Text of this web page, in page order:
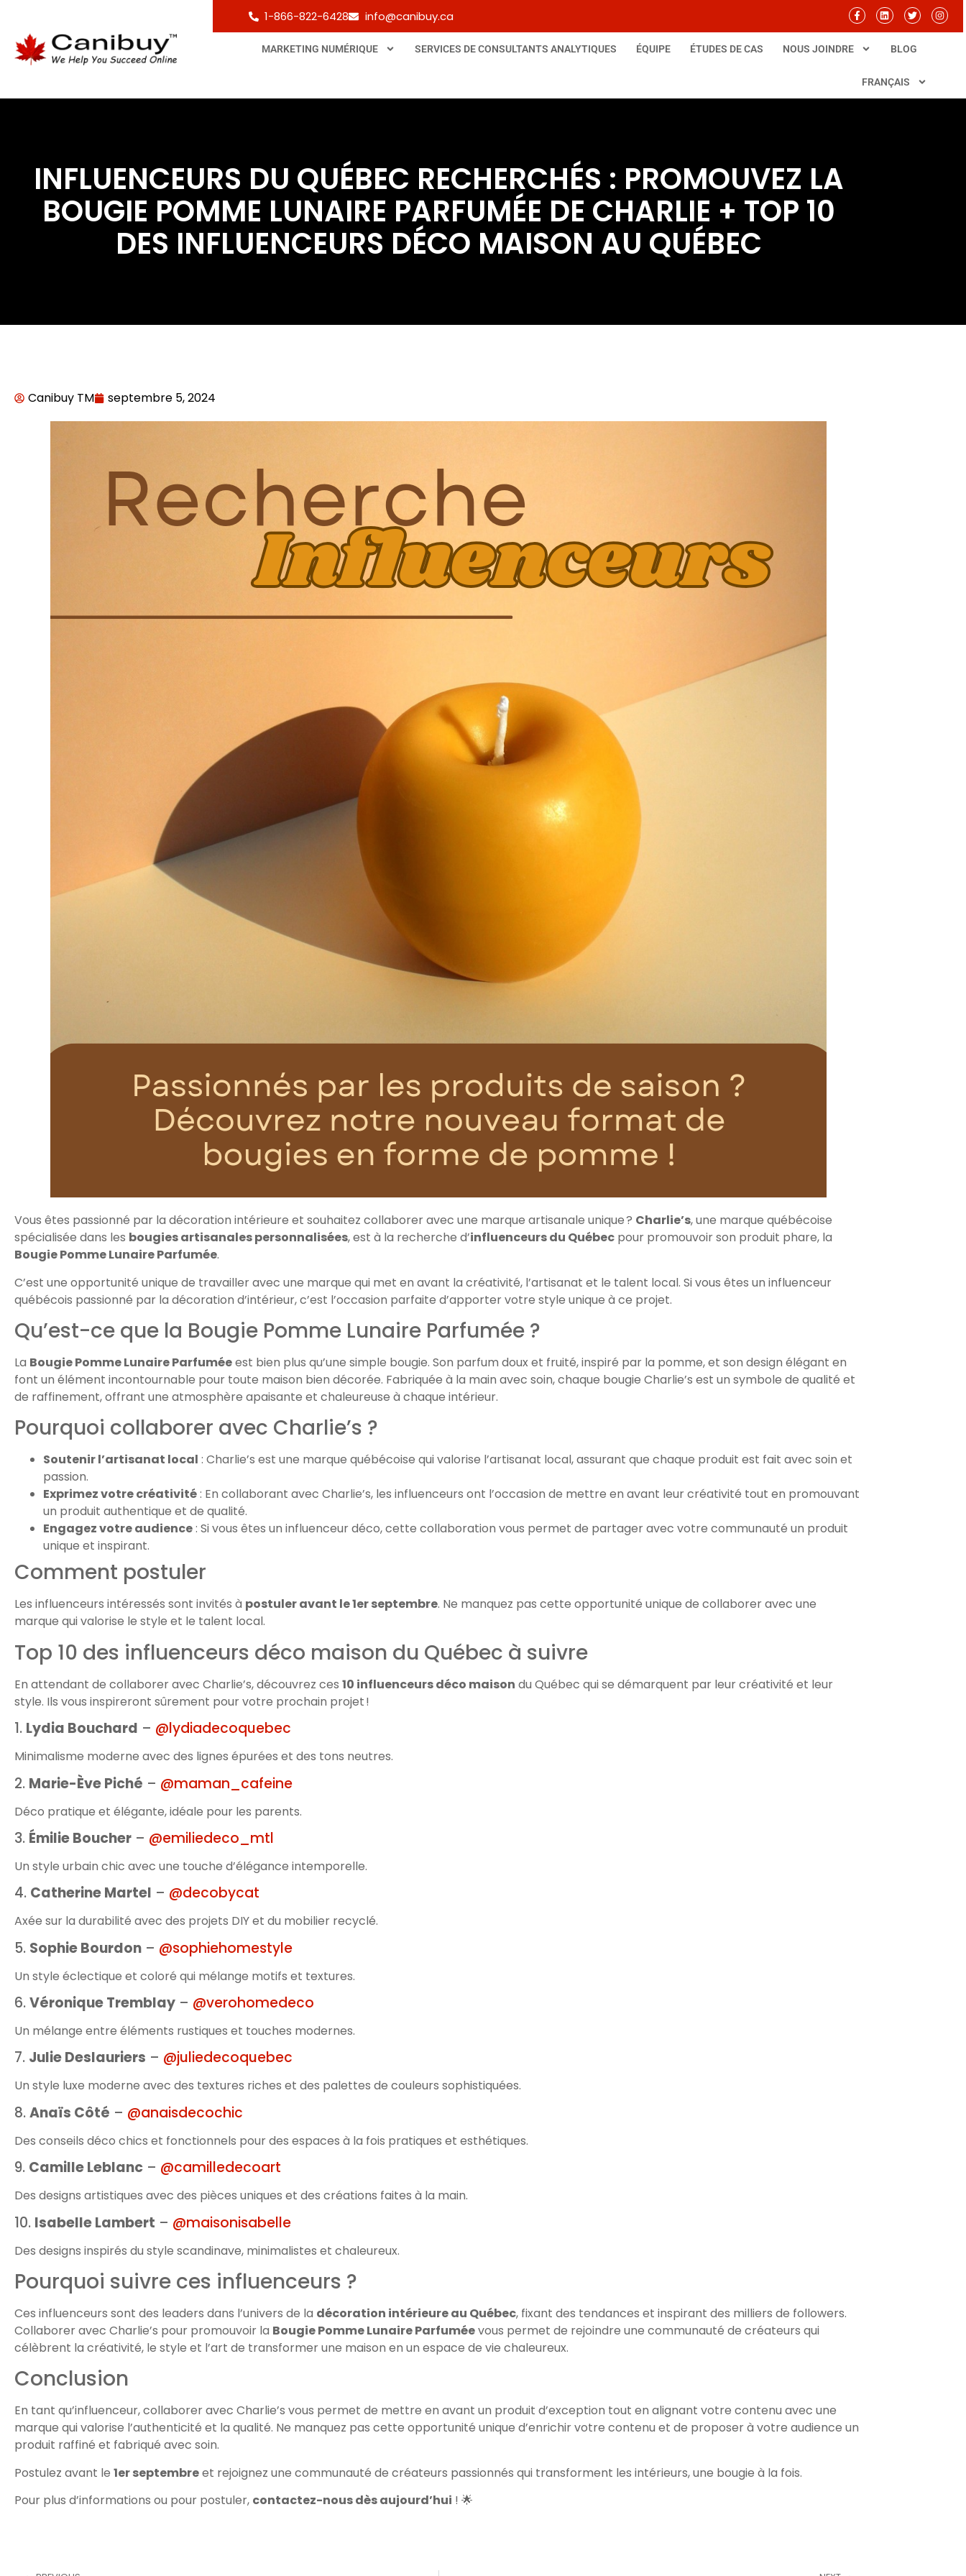
1-866-822-6428 info@canibuy.ca
MARKETING NUMÉRIQUE SERVICES DE CONSULTANTS ANALYTIQUES ÉQUIPE ÉTUDES DE CAS NOUS JOINDRE BLOG
FRANÇAIS
INFLUENCEURS DU QUÉBEC RECHERCHÉS : PROMOUVEZ LA
BOUGIE POMME LUNAIRE PARFUMÉE DE CHARLIE + TOP 10
DES INFLUENCEURS DÉCO MAISON AU QUÉBEC
Canibuy TM septembre 5, 2024
Vous êtes passionné par la décoration intérieure et souhaitez collaborer avec une marque artisanale unique ? Charlie’s, une marque québécoise
spécialisée dans les bougies artisanales personnalisées, est à la recherche d’influenceurs du Québec pour promouvoir son produit phare, la
Bougie Pomme Lunaire Parfumée.
C’est une opportunité unique de travailler avec une marque qui met en avant la créativité, l’artisanat et le talent local. Si vous êtes un influenceur
québécois passionné par la décoration d’intérieur, c’est l’occasion parfaite d’apporter votre style unique à ce projet.
Qu’est-ce que la Bougie Pomme Lunaire Parfumée ?
La Bougie Pomme Lunaire Parfuméeest bien plus qu’une simple bougie. Son parfum doux et fruité, inspiré par la pomme, et son design élégant en
font un élément incontournable pour toute maison bien décorée. Fabriquée à la main avec soin, chaque bougie Charlie’s est un symbole de qualité et
de raffinement, offrant une atmosphère apaisante et chaleureuse à chaque intérieur.
Pourquoi collaborer avec Charlie’s ?
Soutenir l’artisanat local : Charlie’s est une marque québécoise qui valorise l’artisanat local, assurant que chaque produit est fait avec soin et
passion.
Exprimez votre créativité: En collaborant avec Charlie’s, les influenceurs ont l’occasion de mettre en avant leur créativité tout en promouvant
un produit authentique et de qualité.
Engagez votre audience: Si vous êtes un influenceur déco, cette collaboration vous permet de partager avec votre communauté un produit
unique et inspirant.
Comment postuler
Les influenceurs intéressés sont invités à postuler avant le 1er septembre. Ne manquez pas cette opportunité unique de collaborer avec une
marque qui valorise le style et le talent local.
Top 10 des influenceurs déco maison du Québec à suivre
En attendant de collaborer avec Charlie’s, découvrez ces 10 influenceurs déco maison du Québec qui se démarquent par leur créativité et leur
style. Ils vous inspireront sûrement pour votre prochain projet !
1. Lydia Bouchard – @lydiadecoquebec
Minimalisme moderne avec des lignes épurées et des tons neutres.
2. Marie-Ève Piché – @maman_cafeine
Déco pratique et élégante, idéale pour les parents.
3. Émilie Boucher – @emiliedeco_mtl
Un style urbain chic avec une touche d’élégance intemporelle.
4. Catherine Martel – @decobycat
Axée sur la durabilité avec des projets DIY et du mobilier recyclé.
5. Sophie Bourdon – @sophiehomestyle
Un style éclectique et coloré qui mélange motifs et textures.
6.Véronique Tremblay – @verohomedeco
Un mélange entre éléments rustiques et touches modernes.
7. Julie Deslauriers – @juliedecoquebec
Un style luxe moderne avec des textures riches et des palettes de couleurs sophistiquées.
8.Anaïs Côté – @anaisdecochic
Des conseils déco chics et fonctionnels pour des espaces à la fois pratiques et esthétiques.
9. Camille Leblanc – @camilledecoart
Des designs artistiques avec des pièces uniques et des créations faites à la main.
10. Isabelle Lambert – @maisonisabelle
Des designs inspirés du style scandinave, minimalistes et chaleureux.
Pourquoi suivre ces influenceurs ?
Ces influenceurs sont des leaders dans l’univers de la décoration intérieure au Québec, fixant des tendances et inspirant des milliers de followers.
Collaborer avec Charlie’s pour promouvoir la Bougie Pomme Lunaire Parfuméevous permet de rejoindre une communauté de créateurs qui
célèbrent la créativité, le style et l’art de transformer une maison en un espace de vie chaleureux.
Conclusion
En tant qu’influenceur, collaborer avec Charlie’s vous permet de mettre en avant un produit d’exception tout en alignant votre contenu avec une
marque qui valorise l’authenticité et la qualité. Ne manquez pas cette opportunité unique d’enrichir votre contenu et de proposer à votre audience un
produit raffiné et fabriqué avec soin.
Postulez avant le 1er septembreet rejoignez une communauté de créateurs passionnés qui transforment les intérieurs, une bougie à la fois.
Pour plus d’informations ou pour postuler, contactez-nous dès aujourd’hui ! 🌟